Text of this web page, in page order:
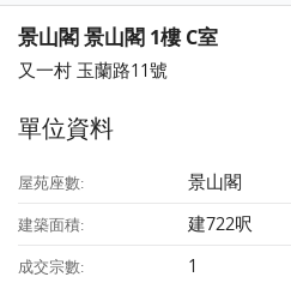
景山閣 景山閣 1樓 C室
又一村 玉蘭路11號
單位資料
屋苑座數: 景山閣
建築面積: 建722呎
成交宗數: 1